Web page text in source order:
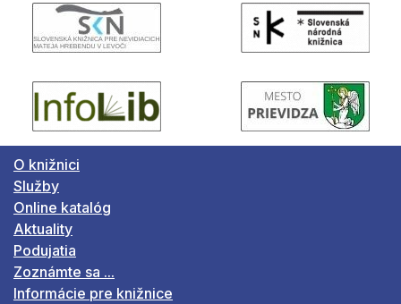
O knižnici
Služby
Online katalóg
Aktuality
Podujatia
Zoznámte sa ...
Informácie pre knižnice